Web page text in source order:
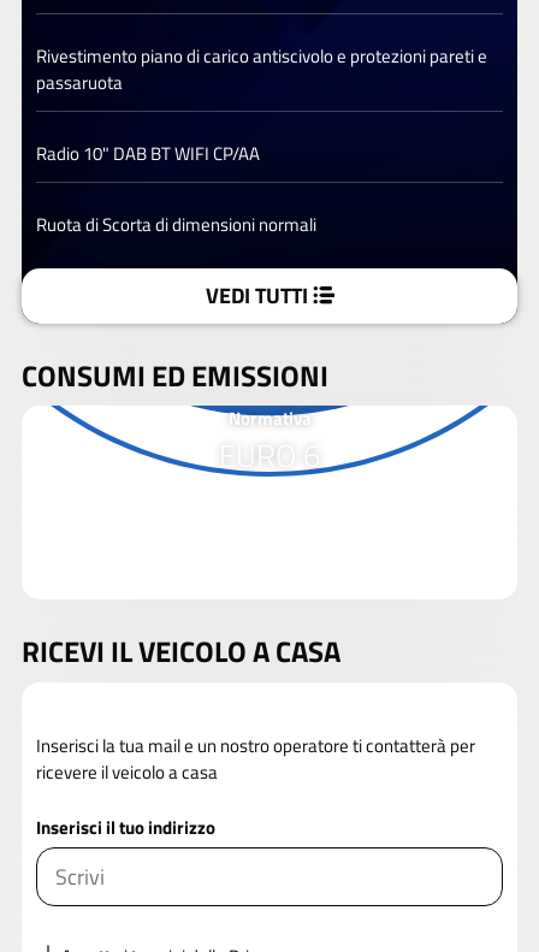
Rivestimento piano di carico antiscivolo e protezioni pareti e
passaruota
Radio 10" DAB BT WIFI CP/AA
Ruota di Scorta di dimensioni normali
VEDI TUTTI
CONSUMI ED EMISSIONI
Normativa
EURO 6
RICEVI IL VEICOLO A CASA
Inserisci la tua mail e un nostro operatore ti contatterà per
ricevere il veicolo a casa
Inserisci il tuo indirizzo